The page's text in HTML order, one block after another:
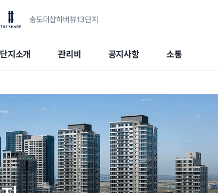
송도더샵하버뷰13단지
단지소개 관리비 공지사항 소통